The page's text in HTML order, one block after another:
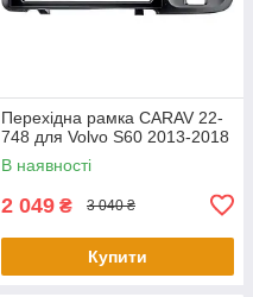
Перехідна рамка CARAV 22-
748 для Volvo S60 2013-2018
В наявності
2 049 ₴ 3 040 ₴
Купити